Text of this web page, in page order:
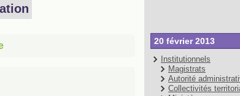
20 février 2013
Institutionnels
Magistrats
Autorité
Collectivités